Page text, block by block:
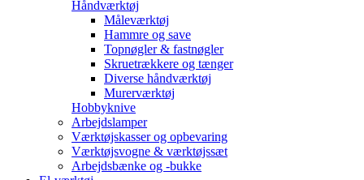
Håndværktøj
Måleværktøj
Hammre og save
Topnøgler & fastnøgler
Skruetrækkere og tænger
Diverse håndværktøj
Murerværktøj
Hobbyknive
Arbejdslamper
Værktøjskasser og opbevaring
Værktøjsvogne & værktøjssæt
Arbejdsbænke og -bukke